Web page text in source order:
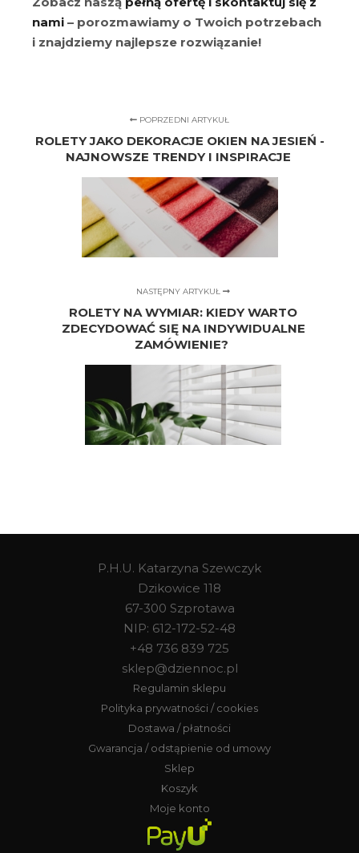
nami – porozmawiamy o Twoich potrzebach
i znajdziemy najlepsze rozwiązanie!
POPRZEDNI ARTYKUŁ
ROLETY JAKO DEKORACJE OKIEN NA JESIEŃ -
NAJNOWSZE TRENDY I INSPIRACJE
NASTĘPNY ARTYKUŁ
ROLETY NA WYMIAR: KIEDY WARTO
ZDECYDOWAĆ SIĘ NA INDYWIDUALNE
ZAMÓWIENIE?
P.H.U. Katarzyna Szewczyk
Dzikowice 118
67-300 Szprotawa
NIP: 612-172-52-48
+48 736 839 725
sklep@dziennoc.pl
Regulamin sklepu
Polityka prywatności / cookies
Dostawa / płatności
Gwarancja / odstąpienie od umowy
Sklep
Koszyk
Moje konto